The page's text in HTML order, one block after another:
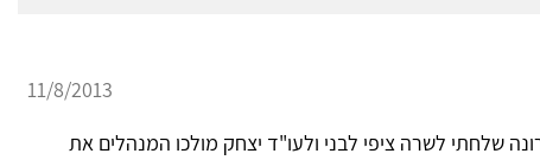
11/8/2013
שלחתי לשרה ציפי לבני ולעו"ד יצחק מולכו המנהלים את